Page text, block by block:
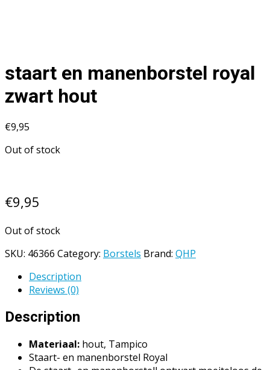
staart en manenborstel royal
zwart hout
€9,95
Out of stock
€9,95
Out of stock
SKU: 46366 Category: Borstels Brand: QHP
Description
Reviews (0)
Description
Materiaal: hout, Tampico
Staart- en manenborstel Royal